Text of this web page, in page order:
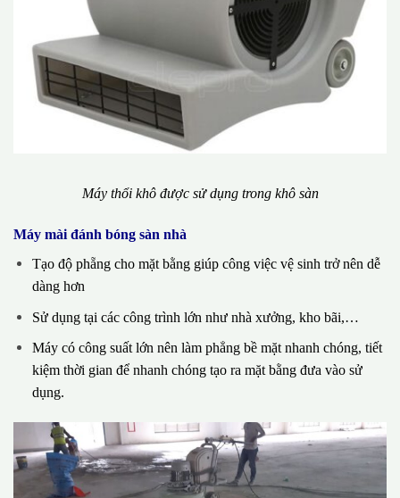
Máy thổi khô được sử dụng trong khô sàn
Máy mài đánh bóng sàn nhà
Tạo độ phẵng cho mặt bằng giúp công việc vệ sinh trở nên dễ
dàng hơn
Sử dụng tại các công trình lớn như nhà xưởng, kho bãi,…
Máy có công suất lớn nên làm phẳng bề mặt nhanh chóng, tiết
kiệm thời gian để nhanh chóng tạo ra mặt bằng đưa vào sử
dụng.